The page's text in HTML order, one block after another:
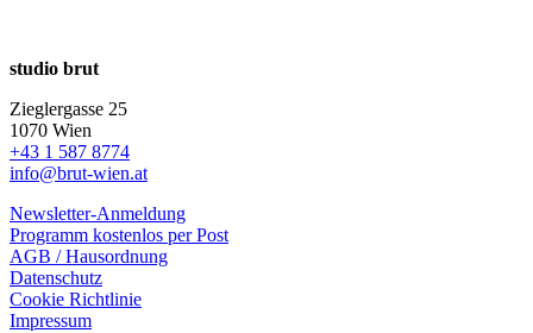
studio brut
Zieglergasse 25
1070 Wien
+43 1 587 8774
info@brut-wien.at
Newsletter-Anmeldung
Programm kostenlos per Post
AGB / Hausordnung
Datenschutz
Cookie Richtlinie
Impressum